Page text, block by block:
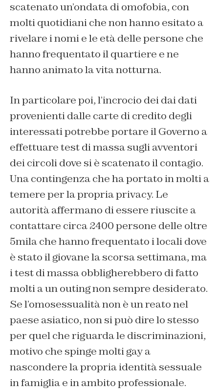
scatenato un’ondata di omofobia, con
molti quotidiani che non hanno esitato a
rivelare i nomi e le età delle persone che
hanno frequentato il quartiere e ne
hanno animato la vita notturna.
In particolare poi, l’incrocio dei dai dati
provenienti dalle carte di credito degli
interessati potrebbe portare il Governo a
effettuare test di massa sugli avventori
dei circoli dove si è scatenato il contagio.
Una contingenza che ha portato in molti a
temere per la propria privacy. Le
autorità affermano di essere riuscite a
contattare circa 2400 persone delle oltre
5mila che hanno frequentato i locali dove
è stato il giovane la scorsa settimana, ma
i test di massa obbligherebbero di fatto
molti a un outing non sempre desiderato.
Se l’omosessualità non è un reato nel
paese asiatico, non si può dire lo stesso
per quel che riguarda le discriminazioni,
motivo che spinge molti gay a
nascondere la propria identità sessuale
in famiglia e in ambito professionale.